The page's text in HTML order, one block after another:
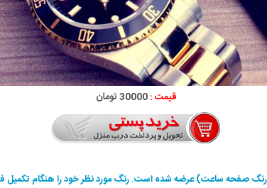
قیمت :30000 تومان
صفحه ساعت) عرضه شده است. رنگ مورد نظر خود را هنگام تکمیل